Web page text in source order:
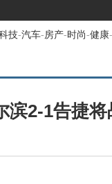
技-汽车-房产-时尚-健康-
滨2-1告捷将